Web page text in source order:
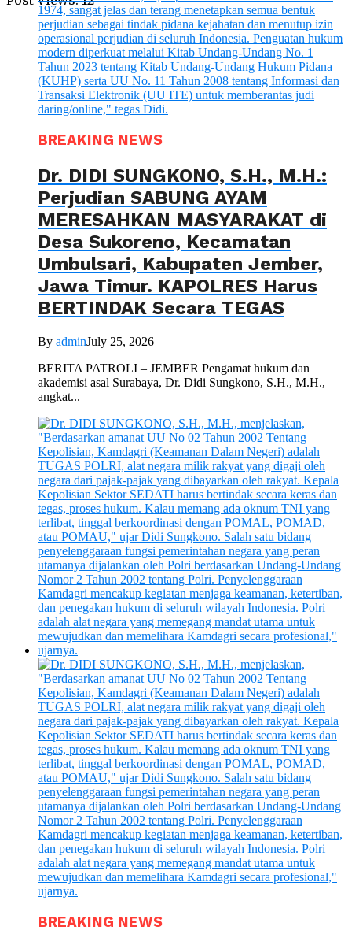
BREAKING NEWS
Dr. DIDI SUNGKONO, S.H., M.H.:
Perjudian SABUNG AYAM
MERESAHKAN MASYARAKAT di
Desa Sukoreno, Kecamatan
Umbulsari, Kabupaten Jember,
Jawa Timur. KAPOLRES Harus
BERTINDAK Secara TEGAS
By adminJuly 25, 2026
BERITA PATROLI – JEMBER Pengamat hukum dan
akademisi asal Surabaya, Dr. Didi Sungkono, S.H., M.H.,
angkat...
BREAKING NEWS